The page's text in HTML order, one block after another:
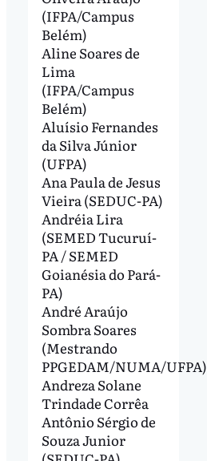
(IFPA/Campus
Belém)
Aline Soares de
Lima
(IFPA/Campus
Belém)
Aluísio Fernandes
da Silva Júnior
(UFPA)
Ana Paula de Jesus
Vieira (SEDUC-PA)
Andréia Lira
(SEMED Tucuruí-
PA / SEMED
Goianésia do Pará-
PA)
André Araújo
Sombra Soares
(Mestrando
PPGEDAM/NUMA/UFPA)
Andreza Solane
Trindade Corrêa
Antônio Sérgio de
Souza Junior